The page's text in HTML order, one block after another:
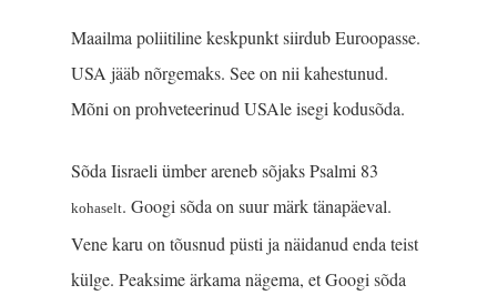
Maailma poliitiline keskpunkt siirdub Euroopasse.
USA jääb nõrgemaks. See on nii kahestunud.
Mõni on prohveteerinud USAle isegi kodusõda.
Sõda Iisraeli ümber areneb sõjaks Psalmi 83
kohaselt. Googi sõda on suur märk tänapäeval.
Vene karu on tõusnud püsti ja näidanud enda teist
külge. Peaksime ärkama nägema, et Googi sõda